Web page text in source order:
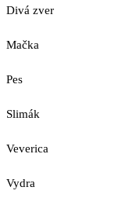
Divá zver
Mačka
Pes
Slimák
Veverica
Vydra